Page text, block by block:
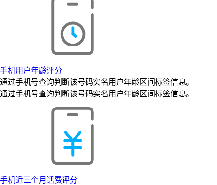
手机用户年龄评分
通过手机号查询判断该号码实名用户年龄区间标签信息。
通过手机号查询判断该号码实名用户年龄区间标签信息。
手机近三个月话费评分